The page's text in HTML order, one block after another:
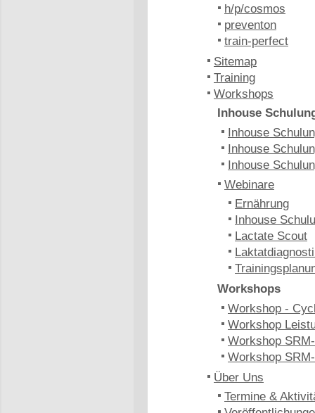
h/p/cosmos
preventon
train-perfect
Sitemap
Training
Workshops
Inhouse
Inhouse
Inhouse
Inhouse
Webinare
Ernährung
Inhouse
Lactate Scout
Workshops
Workshop -
Workshop
Workshop
Workshop
Über Uns
Termine &